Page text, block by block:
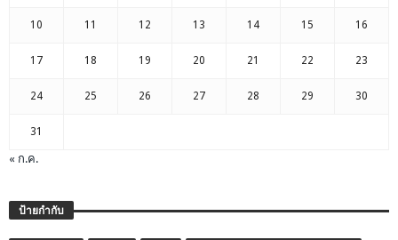
10 11 12 13 14 15 16
17 18 19 20 21 22 23
24 25 26 27 28 29 30
31
« ก.ค.
ป้ายกำกับ